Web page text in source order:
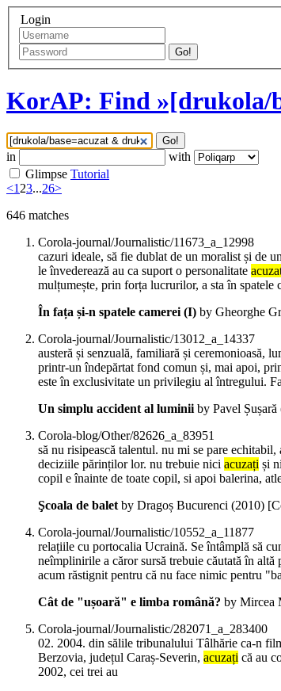
Login
Go!
KorAP: Find »[drukola/
Go!
in
with
Glimpse Tutorial
<123...26>
646 matches
Corola-journal/Journalistic/11673_a_12998
cazuri ideale, să fie dublat de un moralist și de
le învederează au ca suport o personalitate
mulțumește, prin forța lucrurilor, a sta în spatele
În fața și-n spatele camerei (I) by Gheorghe
Corola-journal/Journalistic/13012_a_14337
austeră și senzuală, familiară și ceremonioasă,
printr-un îndepărtat fond comun și, mai apoi,
este în exclusivitate un privilegiu al întregului.
Un simplu accident al luminiiby Pavel Șușară
Corola-blog/Other/82626_a_83951
să nu risipească talentul. nu mi se pare
deciziile părinților lor. nu trebuie nici acuzați și
copil e înainte de toate copil, si apoi balerina,
Şcoala de baletby Dragoș Bucurenci (2010)
Corola-journal/Journalistic/10552_a_11877
relațiile cu portocalia Ucraină. Se întâmplă să
neîmplinirile a căror sursă trebuie căutată în altă
acum răstignit pentru că nu face nimic pentru
Cât de "ușoară" e limba română? by Mircea
Corola-journal/Journalistic/282071_a_283400
02. 2004. din sălile tribunalului Tâlhărie ca-n
Berzovia, județul Caraș-Severin, acuzați că au
2002, cei trei au